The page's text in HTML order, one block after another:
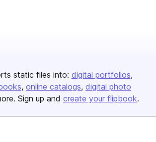
static files into: digital portfolios
online catalogs digital photo
Sign up and create your flipbook.